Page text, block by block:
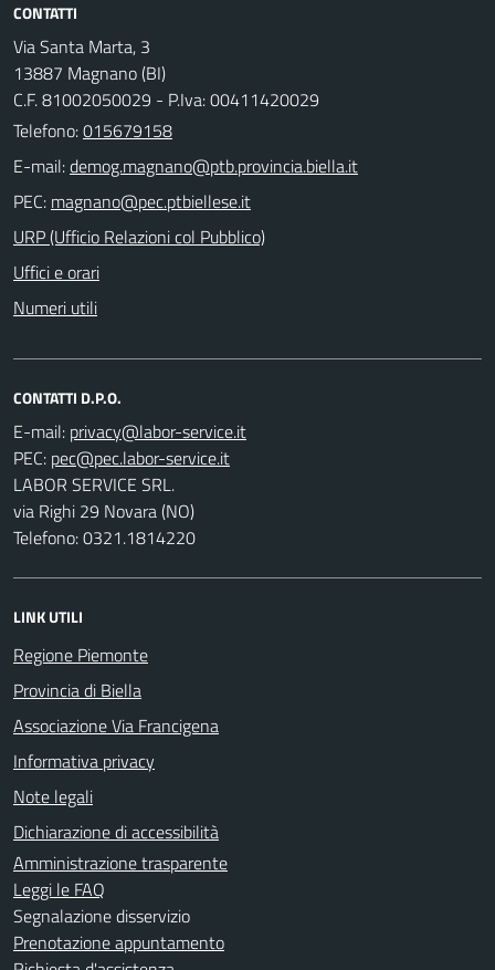
CONTATTI
Via Santa Marta, 3
13887 Magnano (BI)
C.F. 81002050029 - P.Iva: 00411420029
Telefono:015679158
E-mail:
PEC:
URP (Ufficio Relazioni col Pubblico)
Uffici e orari
Numeri utili
CONTATTI D.P.O.
E-mail:
PEC:
LABOR SERVICE SRL.
via Righi 29 Novara (NO)
Telefono: 0321.1814220
LINK UTILI
Regione Piemonte
Provincia di Biella
Associazione Via Francigena
Informativa privacy
Note legali
Dichiarazione di accessibilità
Amministrazione trasparente
Leggi le FAQ
Segnalazione disservizio
Prenotazione appuntamento